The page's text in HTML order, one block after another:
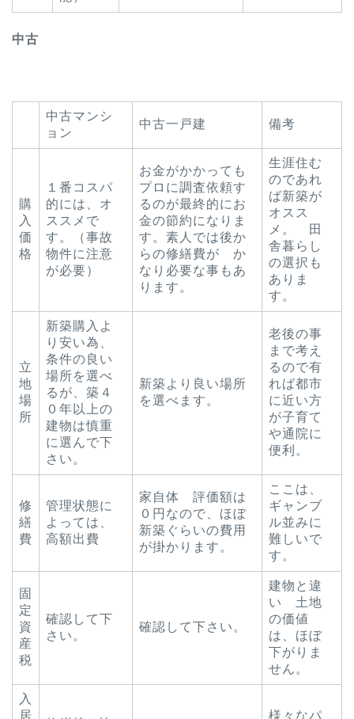
中古
中古マンシ
ョン
中古一戸建 備考
購
入
価
格
１番コスパ
的には、オ
ススメで
す。（事故
物件に注意
が必要）
お金がかかっても
プロに調査依頼す
るのが最終的にお
金の節約になりま
す。素人では後か
らの修繕費が か
なり必要な事もあ
ります。
生涯住む
のであれ
ば新築が
オスス
メ。 田
舎暮らし
の選択も
ありま
す。
立
地
場
所
新築購入よ
り安い為、
条件の良い
場所を選べ
るが、築４
０年以上の
建物は慎重
に選んで下
さい。
新築より良い場所
を選べます。
老後の事
まで考え
るので有
れば都市
に近い方
が子育て
や通院に
便利。
修
繕
費
管理状態に
よっては、
高額出費
家自体 評価額は
０円なので、ほぼ
新築ぐらいの費用
が掛かります。
ここは、
ギャンブ
ル並みに
難しいで
す。
固
定
資
産
税
確認して下
さい。
確認して下さい。
建物と違
い 土地
の価値
は、ほぼ
下がりま
せん。
入
居
様々なパ